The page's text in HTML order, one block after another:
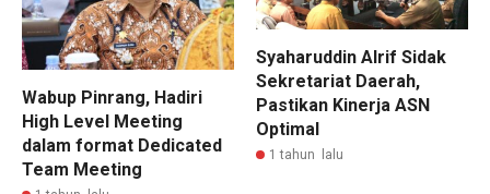
Wabup Pinrang, Hadiri
High Level Meeting
dalam format Dedicated
Team Meeting
Syaharuddin Alrif Sidak
Sekretariat Daerah,
Pastikan Kinerja ASN
Optimal
1 tahun lalu